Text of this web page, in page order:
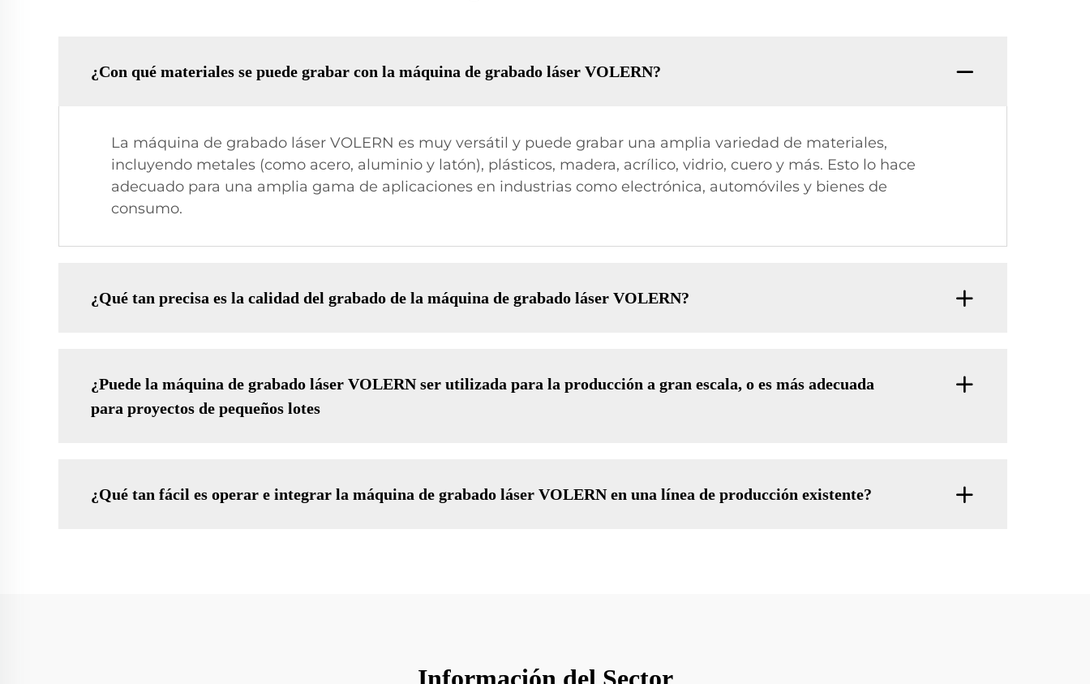
¿Con qué materiales se puede grabar con la máquina de grabado láser VOLERN?
La máquina de grabado láser VOLERN es muy versátil y puede grabar una amplia variedad de materiales,
incluyendo metales (como acero, aluminio y latón), plásticos, madera, acrílico, vidrio, cuero y más. Esto lo hace
adecuado para una amplia gama de aplicaciones en industrias como electrónica, automóviles y bienes de
consumo.
¿Qué tan precisa es la calidad del grabado de la máquina de grabado láser VOLERN?
¿Puede la máquina de grabado láser VOLERN ser utilizada para la producción a gran escala, o es más adecuada
para proyectos de pequeños lotes
¿Qué tan fácil es operar e integrar la máquina de grabado láser VOLERN en una línea de producción existente?